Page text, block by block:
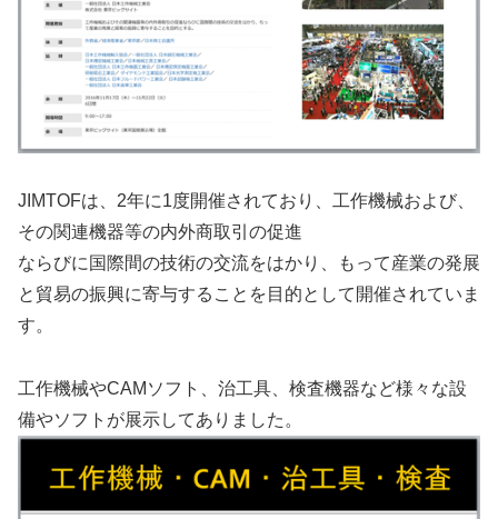
JIMTOFは、2年に1度開催されており、工作機械および、
その関連機器等の内外商取引の促進
ならびに国際間の技術の交流をはかり、もって産業の発展
と貿易の振興に寄与することを目的として開催されていま
す。
工作機械やCAMソフト、治工具、検査機器など様々な設
備やソフトが展示してありました。